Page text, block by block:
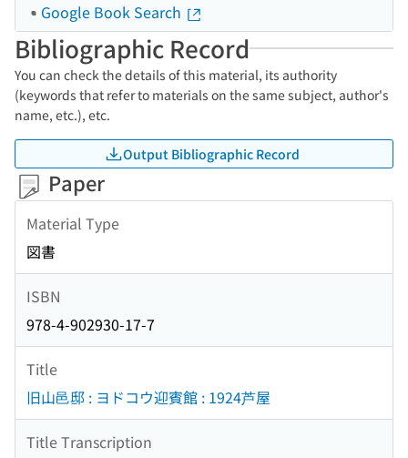
Google Book Search
Bibliographic Record
You can check the details of this material, its authority
(keywords that refer to materials on the same subject, author's
name, etc.), etc.
Output Bibliographic Record
Paper
Material Type
図書
ISBN
978-4-902930-17-7
Title
旧山邑邸 : ヨドコウ迎賓館 : 1924芦屋
Title Transcription